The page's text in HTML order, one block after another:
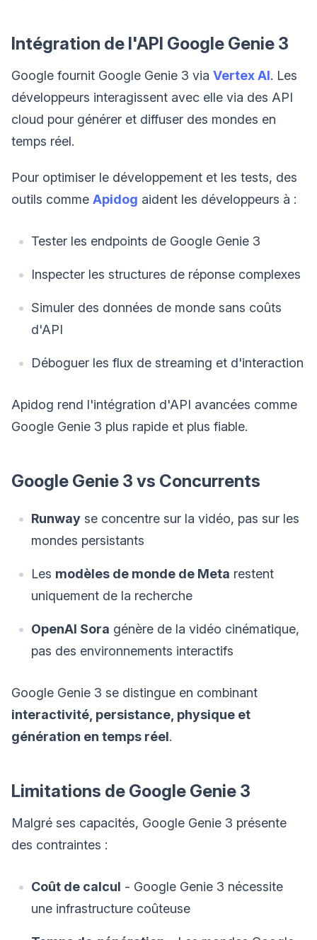
Intégration de l'API Google Genie 3
Google fournit Google Genie 3 via Vertex AI. Les
développeurs interagissent avec elle via des API
cloud pour générer et diffuser des mondes en
temps réel.
Pour optimiser le développement et les tests, des
outils comme Apidog aident les développeurs à :
Tester les endpoints de Google Genie 3
Inspecter les structures de réponse complexes
Simuler des données de monde sans coûts
d'API
Déboguer les flux de streaming et d'interaction
Apidog rend l'intégration d'API avancées comme
Google Genie 3 plus rapide et plus fiable.
Google Genie 3 vs Concurrents
Runway se concentre sur la vidéo, pas sur les
mondes persistants
Les modèles de monde de Meta restent
uniquement de la recherche
OpenAI Sora génère de la vidéo cinématique,
pas des environnements interactifs
Google Genie 3 se distingue en combinant
interactivité, persistance, physique et
génération en temps réel.
Limitations de Google Genie 3
Malgré ses capacités, Google Genie 3 présente
des contraintes :
Coût de calcul - Google Genie 3 nécessite
une infrastructure coûteuse